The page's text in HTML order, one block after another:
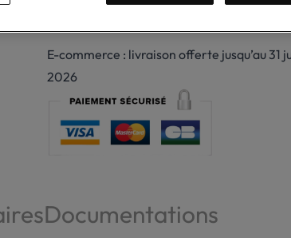
Victime de son succès
E-commerce : livraison offerte jusqu’au 31
2026
Documentations